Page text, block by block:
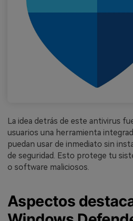
La idea detrás de este antivirus
usuarios una herramienta
puedan usar de inmediato sin
de seguridad. Esto protege tu
o software maliciosos.
Aspectos